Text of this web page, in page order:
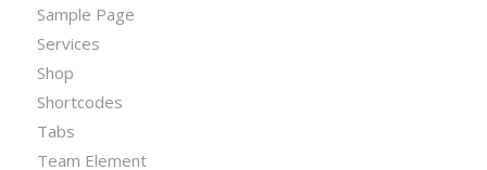
Sample Page
Services
Shop
Shortcodes
Tabs
Team Element